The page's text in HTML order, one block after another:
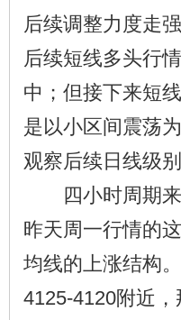
后续调整力度走
后续短线多头行
中；但接下来短
是以小区间震荡
观察后续日线级
四小时周期来
昨天周一行情的
均线的上涨结构
4125-4120附近